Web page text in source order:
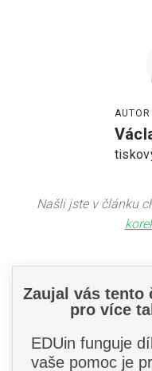
Našli jste v článku